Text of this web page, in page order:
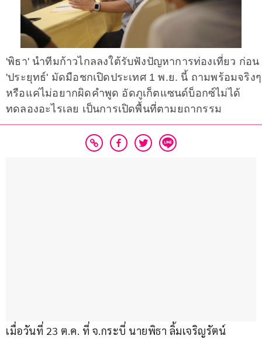
'พิธา' นำทีมก้าวไกลลงใต้รับฟังปัญหาการท่องเที่ยว ก่อน
'ประยุทธ์' มัดมือชกเปิดประเทศ 1 พ.ย. นี้ ถามพร้อมจริงๆ
หรือแค่ไม่อยากผิดคำพูด อัดภูเก็ตแซนด์บ็อกซ์ไม่ได้
ทดลองอะไรเลย เป็นการเปิดพื้นที่ตามยถากรรม
เมื่อวันที่ 23 ต.ค. ที่ จ.กระบี่ นายพิธา​ ลิ้มเจริญรัตน์​